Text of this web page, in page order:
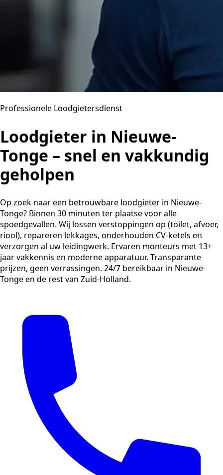
Professionele Loodgietersdienst
Loodgieter in Nieuwe-
Tonge – snel en vakkundig
geholpen
Op zoek naar een betrouwbare loodgieter in Nieuwe-
Tonge? Binnen 30 minuten ter plaatse voor alle
spoedgevallen. Wij lossen verstoppingen op (toilet, afvoer,
riool), repareren lekkages, onderhouden CV-ketels en
verzorgen al uw leidingwerk. Ervaren monteurs met 13+
jaar vakkennis en moderne apparatuur. Transparante
prijzen, geen verrassingen. 24/7 bereikbaar in Nieuwe-
Tonge en de rest van Zuid-Holland.